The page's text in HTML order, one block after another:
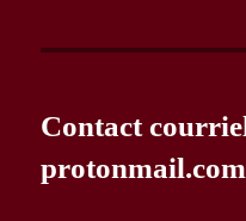
Contact
protonmail.com